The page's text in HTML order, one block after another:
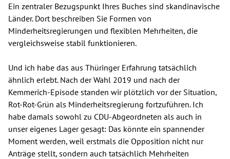
Ein zentraler Bezugspunkt Ihres Buches sind skandinavische
Länder. Dort beschreiben Sie Formen von
Minderheitsregierungen und flexiblen Mehrheiten, die
vergleichsweise stabil funktionieren.
Und ich habe das aus Thüringer Erfahrung tatsächlich
ähnlich erlebt. Nach der Wahl 2019 und nach der
Kemmerich-Episode standen wir plötzlich vor der Situation,
Rot-Rot-Grün als Minderheitsregierung fortzuführen. Ich
habe damals sowohl zu CDU-Abgeordneten als auch in
unser eigenes Lager gesagt: Das könnte ein spannender
Moment werden, weil erstmals die Opposition nicht nur
Anträge stellt, sondern auch tatsächlich Mehrheiten